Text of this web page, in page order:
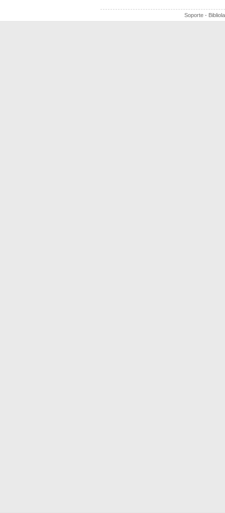
Soporte -